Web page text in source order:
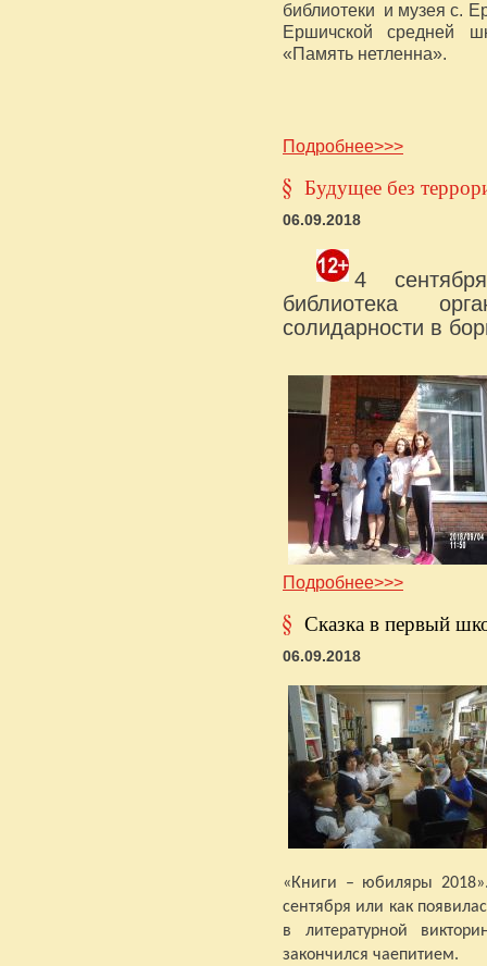
библиотеки и музея с.
Ершичской средней
«Память нетленна».
Подробнее>>>
Будущее без
06.09.2018
4
библиотека
солидарности в
Подробнее>>>
Сказка в первый
06.09.2018
«Книги – юбиляры 2018».
сентября или как
в литературной
закончился чаепитием.